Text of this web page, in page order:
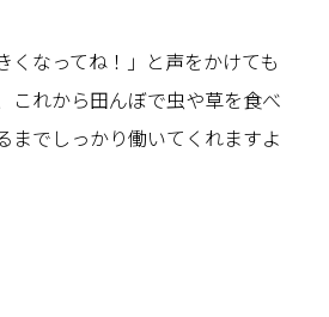
くなってね！」と声をかけても
これから田んぼで虫や草を食べ
までしっかり働いてくれますよ